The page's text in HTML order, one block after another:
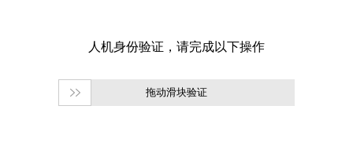
拖动滑块验证